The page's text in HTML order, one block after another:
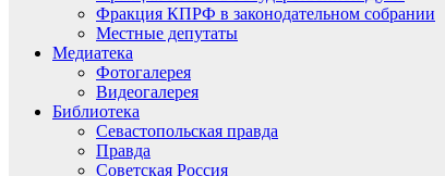
Фракция КПРФ в законодательном собрании
Местные депутаты
Медиатека
Фотогалерея
Видеогалерея
Библиотека
Севастопольская правда
Правда
Советская Россия